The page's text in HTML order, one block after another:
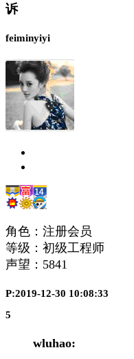
诉
feiminyiyi
角色：注册会员
等级：初级工程师
声望： 5841
P:2019-12-30 10:08:33
5
wluhao: